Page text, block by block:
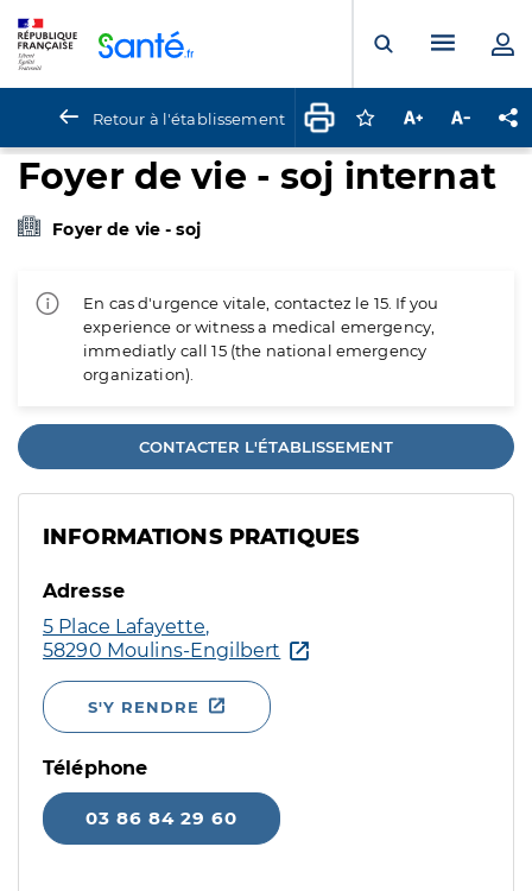
Ouvrir laMenu
Retour à l'établissement Connectez-vous
Augmenter la
Foyer de vie - soj internat
Foyer de vie - soj
En cas d'urgence vitale, contactez le 15. If you
experience or witness a medical emergency,
immediatly call 15 (the national emergency
organization).
CONTACTER L'ÉTABLISSEMENT
INFORMATIONS PRATIQUES
Adresse
5 Place Lafayette,
58290 Moulins-Engilbert
S'Y RENDRE
Téléphone
03 86 84 29 60